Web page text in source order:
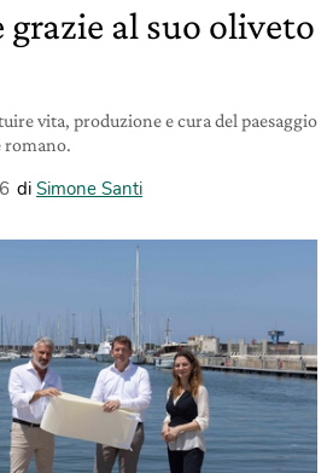
al suo oliveto
vita, produzione e cura del paesaggio
romano.
di Simone Santi